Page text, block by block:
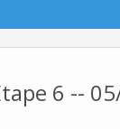
6 --